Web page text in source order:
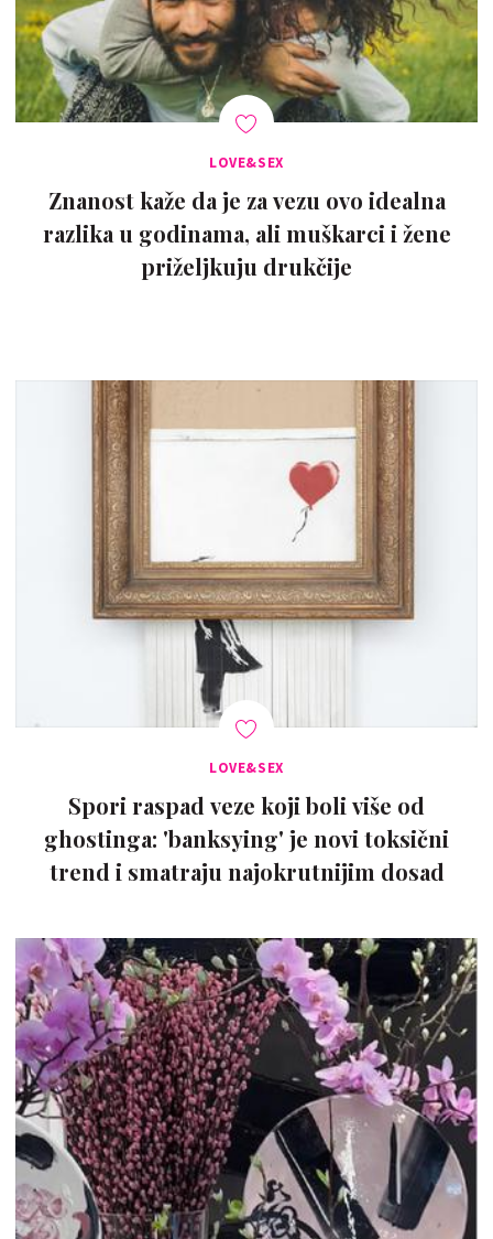
LOVE&SEX
Znanost kaže da je za vezu ovo idealna
razlika u godinama, ali muškarci i žene
priželjkuju drukčije
LOVE&SEX
Spori raspad veze koji boli više od
ghostinga: 'banksying' je novi toksični
trend i smatraju najokrutnijim dosad